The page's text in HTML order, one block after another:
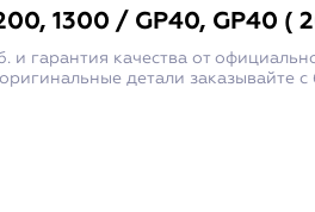
1300 / GP40, GP40 (
гарантия качества от
детали заказывайте с